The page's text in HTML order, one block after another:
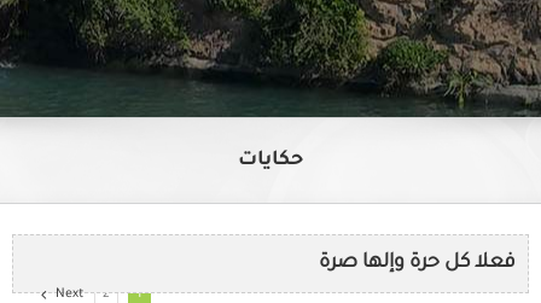
حكايات
فعلا كل حرة وإلها صرة
1
2
Next